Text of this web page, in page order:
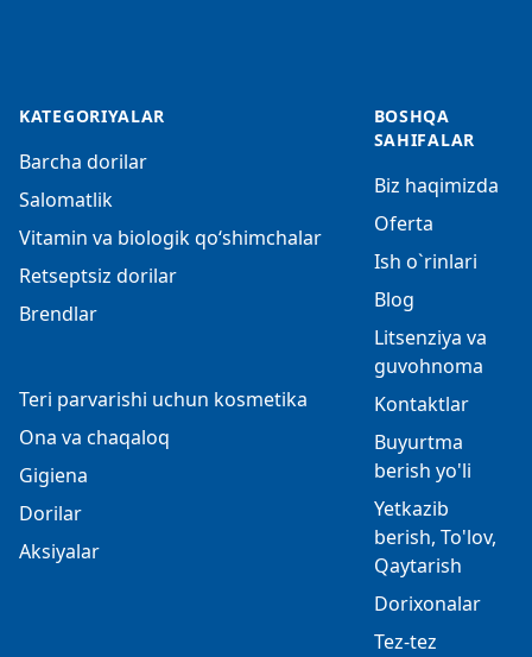
KATEGORIYALAR
Barcha dorilar
Salomatlik
Vitamin va biologik qo‘shimchalar
Retseptsiz dorilar
Brendlar
Teri parvarishi uchun kosmetika
Ona va chaqaloq
Gigiena
Dorilar
Aksiyalar
BOSHQA
SAHIFALAR
Biz haqimizda
Oferta
Ish o`rinlari
Blog
Litsenziya va
guvohnoma
Kontaktlar
Buyurtma
berish yo'li
Yetkazib
berish, To'lov,
Qaytarish
Dorixonalar
Tez-tez